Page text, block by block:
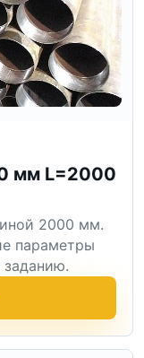
мм L=2000
2000 мм.
параметры
заданию.